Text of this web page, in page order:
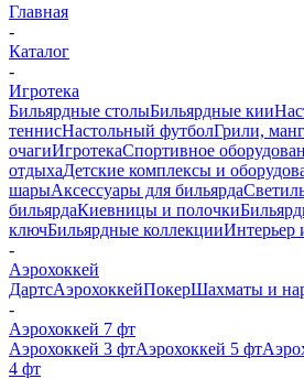
Главная
-
Каталог
-
Игротека
Бильярдные столыБильярдные кии
теннисНастольный футболГрили,
очагиИгротекаСпортивное
отдыхаДетские комплексы и
шарыАксессуары для бильярда
бильярдаКиевницы и полочки
ключБильярдные коллекцииИнтерьер
-
Аэрохоккей
ДартсАэрохоккейПокерШахматы и
-
Аэрохоккей 7 фт
Аэрохоккей 3 фтАэрохоккей 5 фт
4 фт